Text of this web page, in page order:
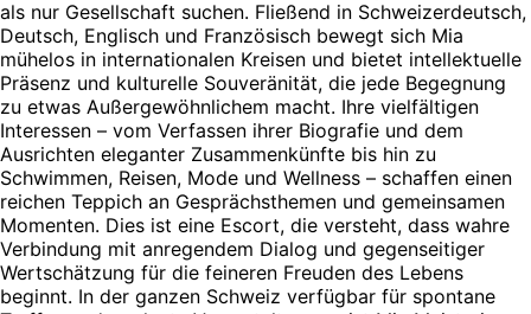
als nur Gesellschaft suchen. Fließend in Schweizerdeutsch,
Deutsch, Englisch und Französisch bewegt sich Mia
mühelos in internationalen Kreisen und bietet intellektuelle
Präsenz und kulturelle Souveränität, die jede Begegnung
zu etwas Außergewöhnlichem macht. Ihre vielfältigen
Interessen – vom Verfassen ihrer Biografie und dem
Ausrichten eleganter Zusammenkünfte bis hin zu
Schwimmen, Reisen, Mode und Wellness – schaffen einen
reichen Teppich an Gesprächsthemen und gemeinsamen
Momenten. Dies ist eine Escort, die versteht, dass wahre
Verbindung mit anregendem Dialog und gegenseitiger
Wertschätzung für die feineren Freuden des Lebens
beginnt. In der ganzen Schweiz verfügbar für spontane